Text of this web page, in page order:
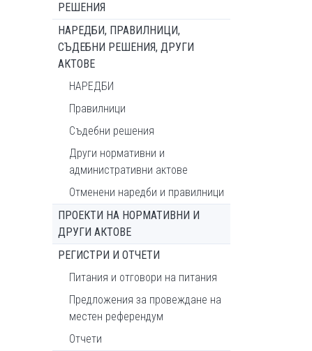
РЕШЕНИЯ
НАРЕДБИ, ПРАВИЛНИЦИ,
СЪДЕБНИ РЕШЕНИЯ, ДРУГИ
АКТОВЕ
НАРЕДБИ
Правилници
Съдебни решения
Други нормативни и
административни актове
Отменени наредби и правилници
ПРОЕКТИ НА НОРМАТИВНИ И
ДРУГИ АКТОВЕ
РЕГИСТРИ И ОТЧЕТИ
Питания и отговори на питания
Предложения за провеждане на
местен референдум
Отчети